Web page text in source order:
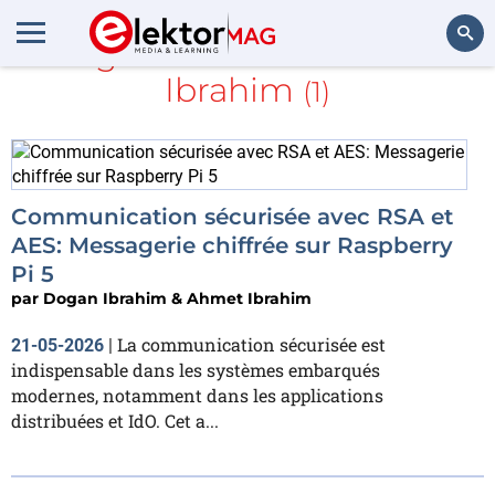
Dogan Ibrahim & Ahmet
Ibrahim (1)
Communication sécurisée avec RSA et
AES: Messagerie chiffrée sur Raspberry
Pi 5
par Dogan Ibrahim & Ahmet Ibrahim
21-05-2026 | La communication sécurisée est
indispensable dans les systèmes embarqués
modernes, notamment dans les applications
distribuées et IdO. Cet a...